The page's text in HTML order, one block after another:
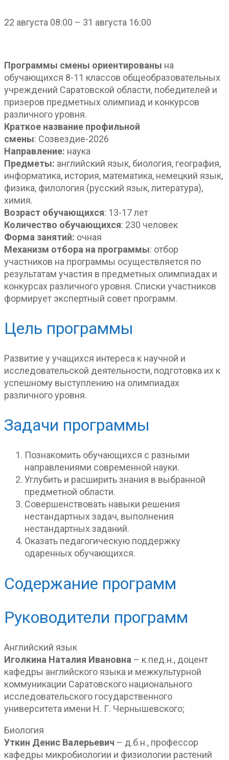
22 августа 08:00 – 31 августа 16:00
Программы смены ориентированы на
обучающихся 8-11 классов общеобразовательных
учреждений Саратовской области, победителей и
призеров предметных олимпиад и конкурсов
различного уровня.
Краткое название профильной
смены: Созвездие-2026
Направление: наука
Предметы: английский язык, биология, география,
информатика, история, математика, немецкий язык,
физика, филология (русский язык, литература),
химия.
Возраст обучающихся: 13-17 лет
Количество обучающихся: 230 человек
Форма занятий: очная
Механизм отбора на программы: отбор
участников на программы осуществляется по
результатам участия в предметных олимпиадах и
конкурсах различного уровня. Списки участников
формирует экспертный совет программ.
Цель программы
Развитие у учащихся интереса к научной и
исследовательской деятельности, подготовка их к
успешному выступлению на олимпиадах
различного уровня.
Задачи программы
Познакомить обучающихся с разными
направлениями современной науки.
Углубить и расширить знания в выбранной
предметной области.
Совершенствовать навыки решения
нестандартных задач, выполнения
нестандартных заданий.
Оказать педагогическую поддержку
одаренных обучающихся.
Содержание программ
Руководители программ
Английский язык
Иголкина Наталия Ивановна – к.пед.н., доцент
кафедры английского языка и межкультурной
коммуникации Саратовского национального
исследовательского государственного
университета имени Н. Г. Чернышевского;
Биология
Уткин Денис Валерьевич – д.б.н., профессор
кафедры микробиологии и физиологии растений